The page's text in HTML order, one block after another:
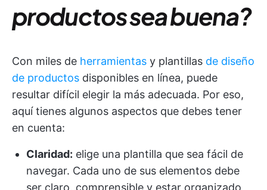
productos sea buena?
Con miles de herramientas y plantillas de diseño
de productos disponibles en línea, puede
resultar difícil elegir la más adecuada. Por eso,
aquí tienes algunos aspectos que debes tener
en cuenta:
Claridad: elige una plantilla que sea fácil de
navegar. Cada uno de sus elementos debe
ser claro, comprensible y estar organizado